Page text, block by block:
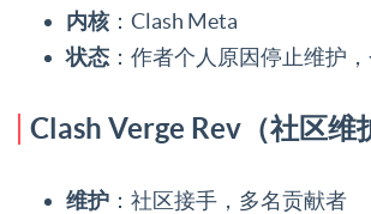
内核：Clash Meta
状态 ：作者个人原因停止维护
Clash Verge Rev（社区维
维护 ：社区接手，多名贡献者